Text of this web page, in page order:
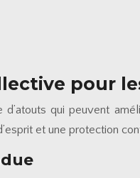
pour
d’atouts qui peuvent
et une protection